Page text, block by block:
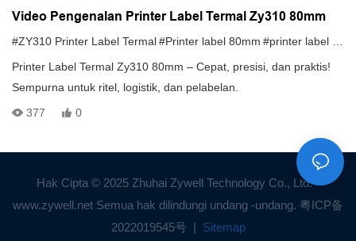
Video Pengenalan Printer Label Termal Zy310 80mm
#ZY310 Printer Label Termal#Printer label 80mm #printer label pengiriman
Printer Label Termal Zy310 80mm – Cepat, presisi, dan praktis!
Sempurna untuk ritel, logistik, dan pelabelan.
377
0
Hak Cipta © 2025 Zhuhai Zywell Technology Co., Ltd. -
www.zywell.net Semua hak dilindungi undang -undang. 粤ICP备
2022019545号 | Sitemap